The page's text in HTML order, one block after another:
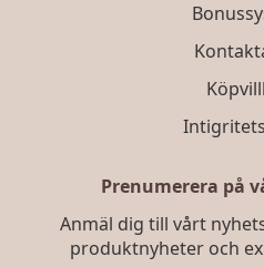
Prenumerera på
Anmäl dig till vårt
produktnyheter och